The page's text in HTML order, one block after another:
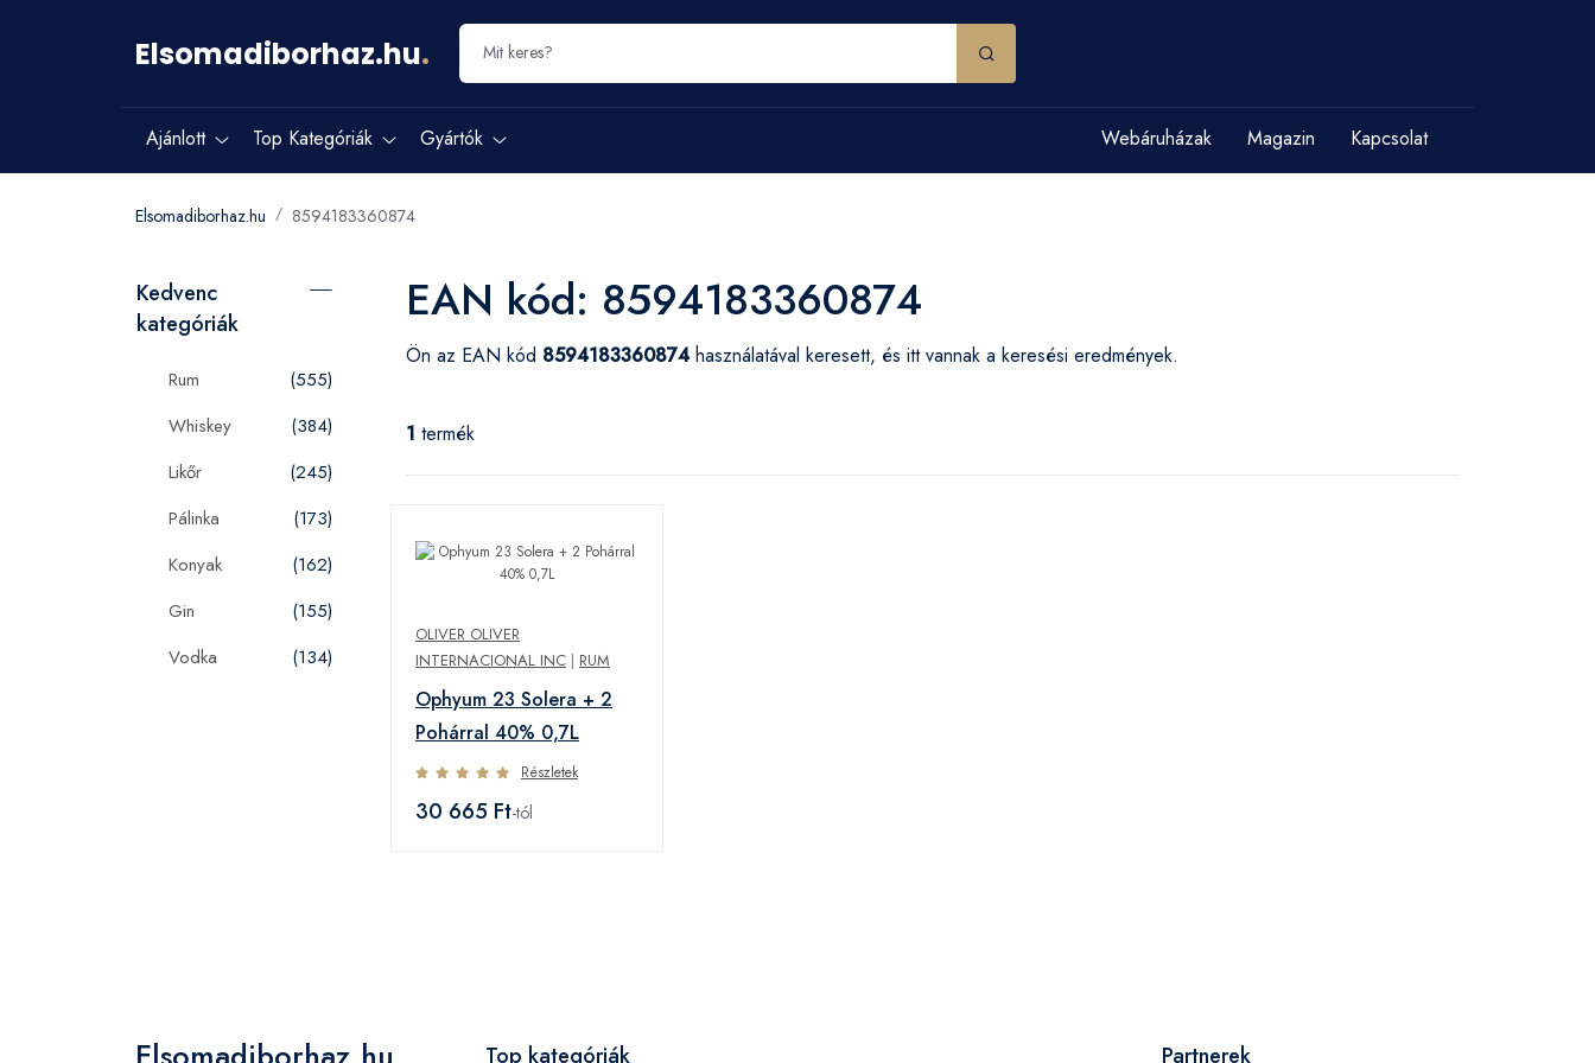
Elsomadiborhaz.hu.
Ajánlott Top Kategóriák Gyártók Webáruházak Magazin Kapcsolat
Elsomadiborhaz.hu 8594183360874
Kedvenc
kategóriák
Rum
(555)
Whiskey
(384)
Likőr
(245)
Pálinka
(173)
Konyak
(162)
Gin
(155)
Vodka
(134)
EAN kód: 8594183360874
Ön az EAN kód 8594183360874használatával keresett, és itt vannak a keresési eredmények.
1 termék
OLIVER OLIVER
INTERNACIONAL INC | RUM
Ophyum 23 Solera + 2
Pohárral 40% 0,7L
Részletek
30 665 Ft-tól
Top kategóriák Partnerek